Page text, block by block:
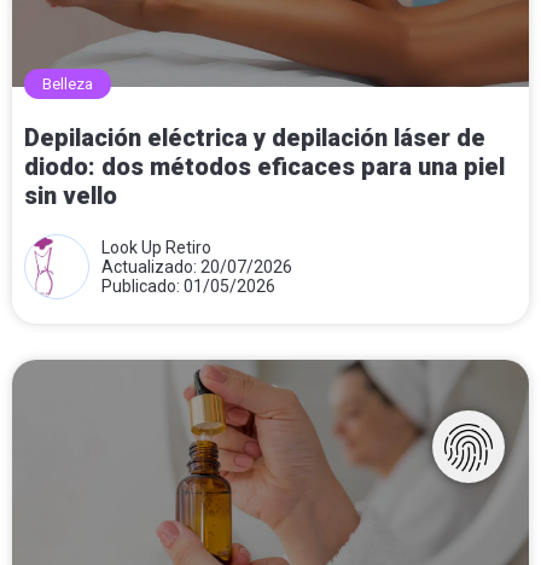
Belleza
Depilación eléctrica y depilación láser de
diodo: dos métodos eficaces para una piel
sin vello
Look Up Retiro
Actualizado: 20/07/2026
Publicado: 01/05/2026